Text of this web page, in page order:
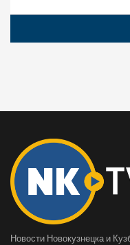
Новости Новокузнецка и